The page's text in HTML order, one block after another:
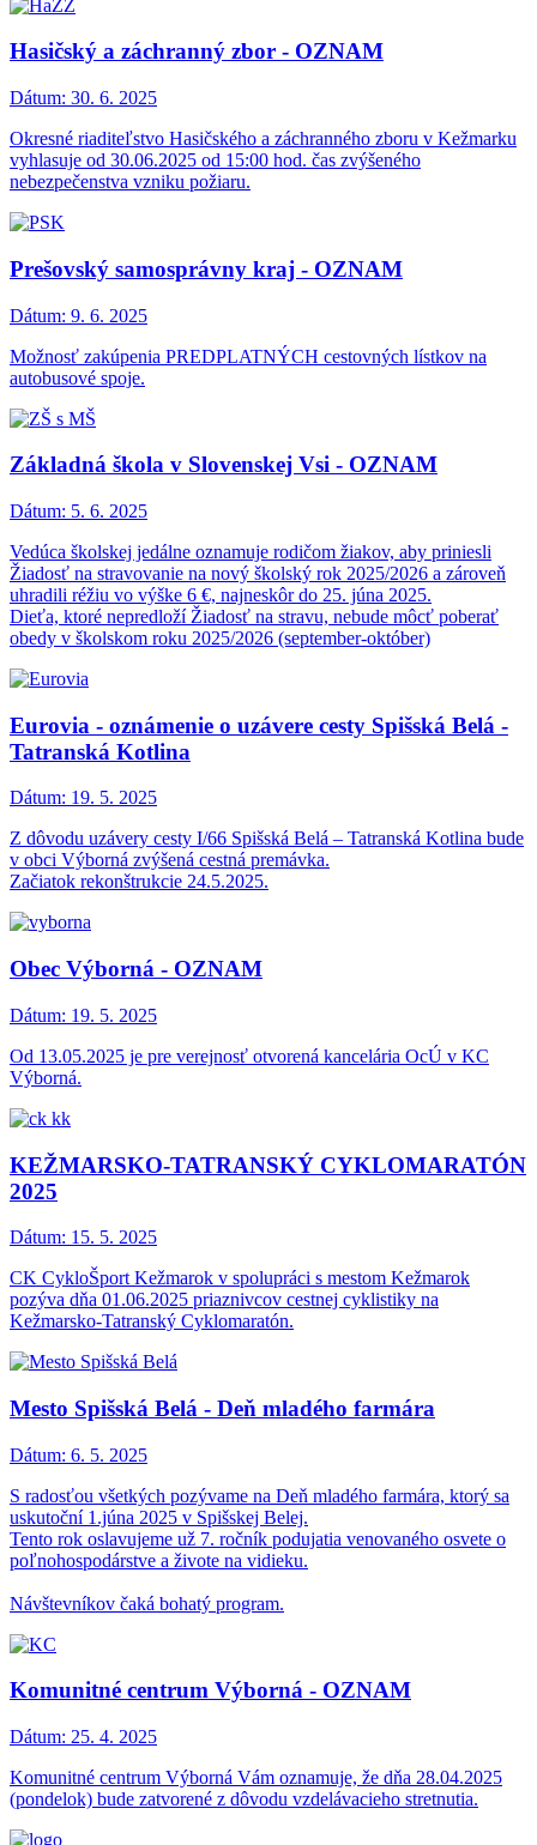
Hasičský a záchranný zbor - OZNAM
Dátum: 30. 6. 2025
Okresné riaditeľstvo Hasičského a záchranného zboru v Kežmarku
vyhlasuje od 30.06.2025 od 15:00 hod. čas zvýšeného
nebezpečenstva vzniku požiaru.
Prešovský samosprávny kraj - OZNAM
Dátum: 9. 6. 2025
Možnosť zakúpenia PREDPLATNÝCH cestovných lístkov na
autobusové spoje.
Základná škola v Slovenskej Vsi - OZNAM
Dátum: 5. 6. 2025
Vedúca školskej jedálne oznamuje rodičom žiakov, aby priniesli
Žiadosť na stravovanie na nový školský rok 2025/2026 a zároveň
uhradili réžiu vo výške 6 €, najneskôr do 25. júna 2025.
Dieťa, ktoré nepredloží Žiadosť na stravu, nebude môcť poberať
obedy v školskom roku 2025/2026 (september-október)
Eurovia - oznámenie o uzávere cesty Spišská Belá -
Tatranská Kotlina
Dátum: 19. 5. 2025
Z dôvodu uzávery cesty I/66 Spišská Belá – Tatranská Kotlina bude
v obci Výborná zvýšená cestná premávka.
Začiatok rekonštrukcie 24.5.2025.
Obec Výborná - OZNAM
Dátum: 19. 5. 2025
Od 13.05.2025 je pre verejnosť otvorená kancelária OcÚ v KC
Výborná.
KEŽMARSKO-TATRANSKÝ CYKLOMARATÓN
2025
Dátum: 15. 5. 2025
CK CykloŠport Kežmarok v spolupráci s mestom Kežmarok
pozýva dňa 01.06.2025 priaznivcov cestnej cyklistiky na
Kežmarsko-Tatranský Cyklomaratón.
Mesto Spišská Belá - Deň mladého farmára
Dátum: 6. 5. 2025
S radosťou všetkých pozývame na Deň mladého farmára, ktorý sa
uskutoční 1.júna 2025 v Spišskej Belej.
Tento rok oslavujeme už 7. ročník podujatia venovaného osvete o
poľnohospodárstve a živote na vidieku.
Návštevníkov čaká bohatý program.
Komunitné centrum Výborná - OZNAM
Dátum: 25. 4. 2025
Komunitné centrum Výborná Vám oznamuje, že dňa 28.04.2025
(pondelok) bude zatvorené z dôvodu vzdelávacieho stretnutia.